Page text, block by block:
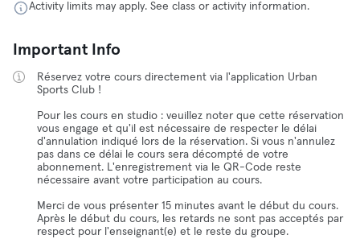
Activity limits may apply. See class or activity information.
Important Info
Réservez votre cours directement via l'application Urban
Sports Club !
Pour les cours en studio : veuillez noter que cette réservation
vous engage et qu'il est nécessaire de respecter le délai
d'annulation indiqué lors de la réservation. Si vous n'annulez
pas dans ce délai le cours sera décompté de votre
abonnement. L'enregistrement via le QR-Code reste
nécessaire avant votre participation au cours.
Merci de vous présenter 15 minutes avant le début du cours.
Après le début du cours, les retards ne sont pas acceptés par
respect pour l'enseignant(e) et le reste du groupe.